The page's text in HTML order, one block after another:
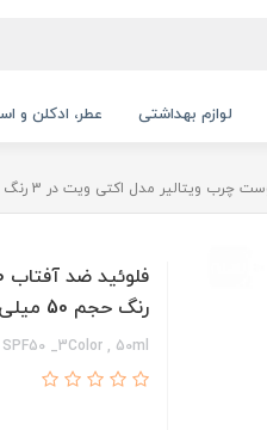
لوازم بهداشتی عطر، ادکلن و
رنگ حجم 50 میلی لیتر
_3Color , 50ml